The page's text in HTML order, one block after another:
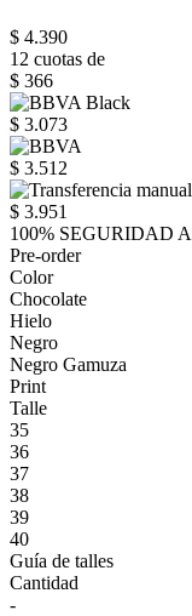
$ 4.390
12 cuotas de
$ 366
$ 3.073
$ 3.512
$ 3.951
100% SEGURIDAD
Pre-order
Color
Chocolate
Hielo
Negro
Negro Gamuza
Print
Talle
35
36
37
38
39
40
Guía de talles
Cantidad
-